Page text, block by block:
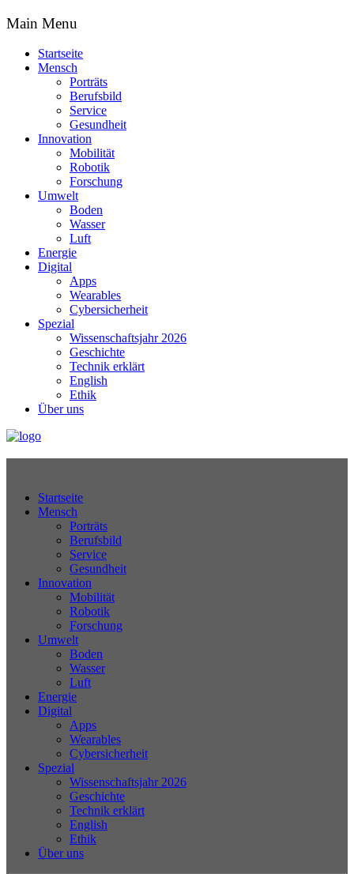
Main Menu
Startseite
Mensch
Porträts
Berufsbild
Service
Gesundheit
Innovation
Mobilität
Robotik
Forschung
Umwelt
Boden
Wasser
Luft
Energie
Digital
Apps
Wearables
Cybersicherheit
Spezial
Wissenschaftsjahr 2026
Geschichte
Technik erklärt
English
Ethik
Über uns
Startseite
Mensch
Porträts
Berufsbild
Service
Gesundheit
Innovation
Mobilität
Robotik
Forschung
Umwelt
Boden
Wasser
Luft
Energie
Digital
Apps
Wearables
Cybersicherheit
Spezial
Wissenschaftsjahr 2026
Geschichte
Technik erklärt
English
Ethik
Über uns